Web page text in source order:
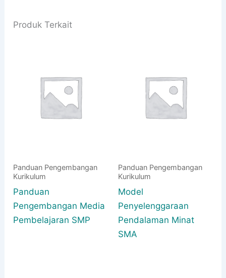
Produk Terkait
Panduan Pengembangan
Kurikulum
Panduan
Pengembangan Media
Pembelajaran SMP
Panduan Pengembangan
Kurikulum
Model
Penyelenggaraan
Pendalaman Minat
SMA